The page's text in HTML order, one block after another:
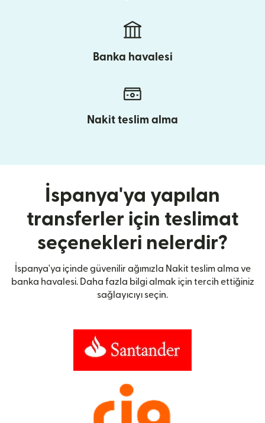
Banka havalesi
Nakit teslim alma
İspanya'ya yapılan
transferler için teslimat
seçenekleri nelerdir?
İspanya'ya içinde güvenilir ağımızla Nakit teslim alma ve
banka havalesi. Daha fazla bilgi almak için tercih ettiğiniz
sağlayıcıyı seçin.